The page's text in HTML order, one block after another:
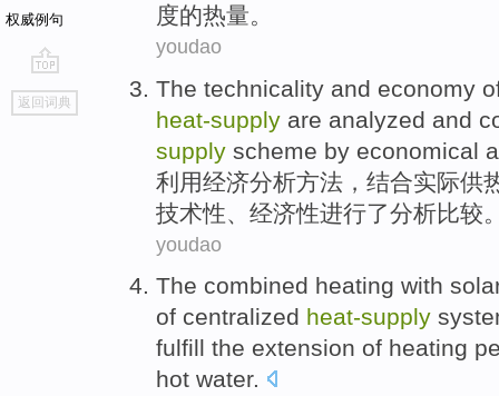
权威例句
go
top
返回词典
度的热量。
youdao
The technicality and economy
heat-supply are analyzed and
supply scheme by economical
利用经济分析方法，结合实际供
技术性 、经济性进行了分析比较
youdao
The combined heating with
of centralized heat-supply
fulfill the extension of heating
hot water.